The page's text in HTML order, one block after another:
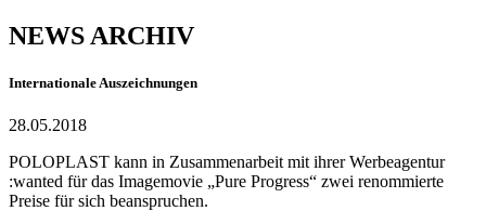
NEWS ARCHIV
Internationale Auszeichnungen
28.05.2018
POLOPLAST kann in Zusammenarbeit mit ihrer Werbeagentur
:wanted für das Imagemovie „Pure Progress“ zwei renommierte
Preise für sich beanspruchen.